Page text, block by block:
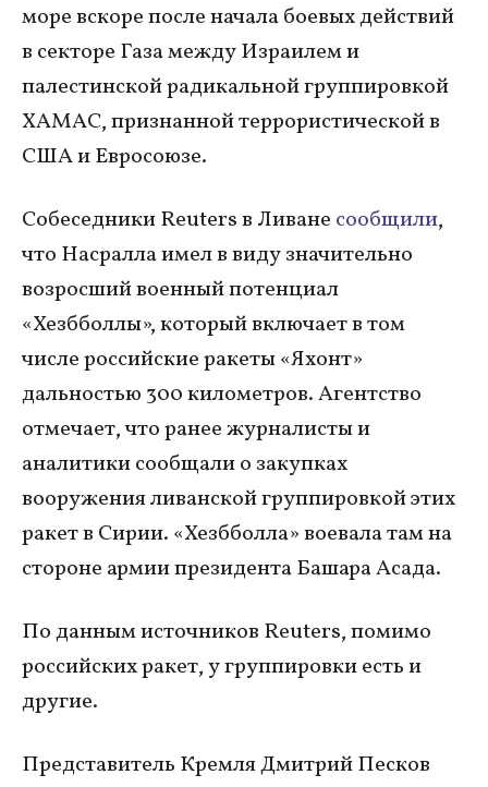
море вскоре после начала боевых действий
в секторе Газа между Израилем и
палестинской радикальной группировкой
ХАМАС, признанной террористической в
США и Евросоюзе.
Собеседники Reuters в Ливане сообщили,
что Насралла имел в виду значительно
возросший военный потенциал
«Хезбболлы», который включает в том
числе российские ракеты «Яхонт»
дальностью 300 километров. Агентство
отмечает, что ранее журналисты и
аналитики сообщали о закупках
вооружения ливанской группировкой этих
ракет в Сирии. «Хезбболла» воевала там на
стороне армии президента Башара Асада.
По данным источников Reuters, помимо
российских ракет, у группировки есть и
другие.
Представитель Кремля Дмитрий Песков